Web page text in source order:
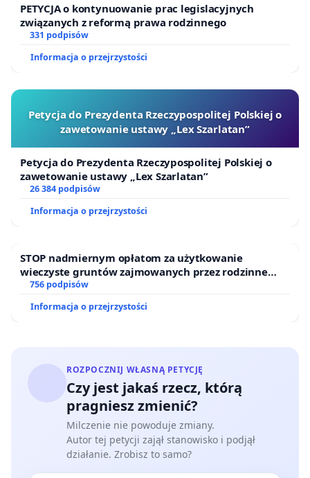
PETYCJA o kontynuowanie prac legislacyjnych
związanych z reformą prawa rodzinnego
331 podpisów
Informacja o przejrzystości
Petycja do Prezydenta Rzeczypospolitej Polskiej o
zawetowanie ustawy „Lex Szarlatan”
Petycja do Prezydenta Rzeczypospolitej Polskiej o
zawetowanie ustawy „Lex Szarlatan”
26 384 podpisów
Informacja o przejrzystości
STOP nadmiernym opłatom za użytkowanie
wieczyste gruntów zajmowanych przez rodzinne
ogrody działkowe.
756 podpisów
Informacja o przejrzystości
ROZPOCZNIJ WŁASNĄ PETYCJĘ
Czy jest jakaś rzecz, którą
pragniesz zmienić?
Milczenie nie powoduje zmiany.
Autor tej petycji zajął stanowisko i podjął
działanie. Zrobisz to samo?